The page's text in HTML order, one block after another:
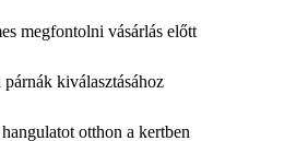
megfontolni vásárlás előtt
kiválasztásához
otthon a kertben